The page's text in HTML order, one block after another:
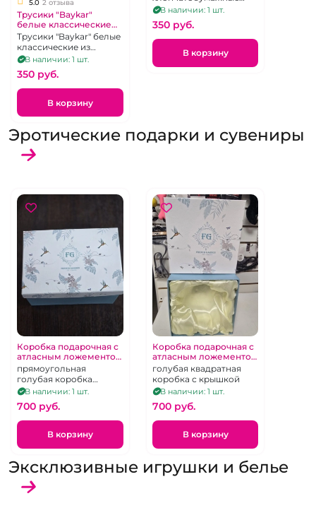
5.0 2 отзыва
Трусики "Baykar"
белые классические
слипы с бантиком.
Трусики "Baykar" белые
классические из
хлопчатобумажной
ткани с бантиком, р. 44.
В наличии: 1 шт.
350 pуб.
В корзину
классические слипы с
бантиком, р. 42.
В наличии: 1 шт.
350 pуб.
В корзину
Эротические подарки и сувениры
Коробка подарочная с
атласным ложементом
большая "FG" цвет
Тиффани
прямоугольная
голубая коробка
выстлана молочным
В наличии: 1 шт.
700 pуб.
В корзину
Коробка подарочная с
атласным ложементом
"FG" цвет Тиффани
голубая квадратная
коробка с крышкой
В наличии: 1 шт.
700 pуб.
В корзину
Эксклюзивные игрушки и белье